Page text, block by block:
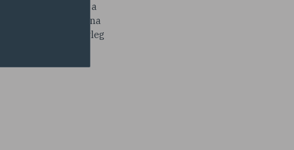
Mielőtt bemegyünk a
lesz a szauna
tényleg